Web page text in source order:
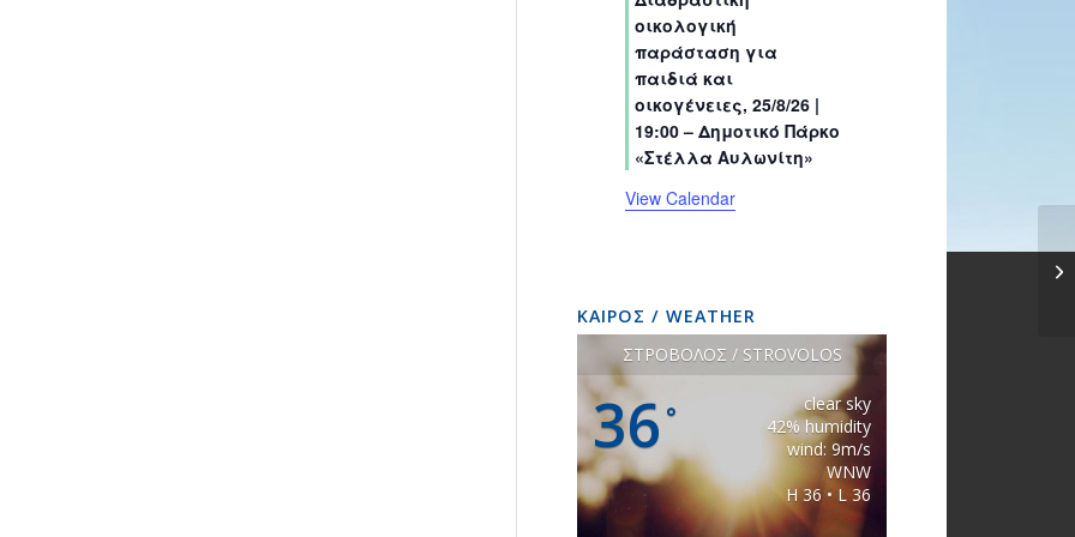
sssss
t
s
t
s
t
s
t
s
t
s
t
s
οικολογική
παράσταση για
παιδιά και
οικογένειες, 25/8/26 |
19:00 – Δημοτικό Πάρκο
«Στέλλα Αυλωνίτη»
View Calendar
ΚΑΙΡΟΣ / WEATHER
ΣΤΡΟΒΟΛΟΣ / STROVOLOS
36 °
clear sky
42% humidity
wind: 9m/s
WNW
H 36 • L 36